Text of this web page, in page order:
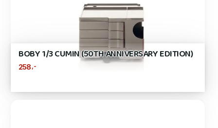
BOBY 1/3 CUMIN (50TH ANNIVERSARY EDITION)
258,-